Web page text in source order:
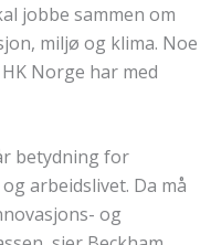
jobbe sammen om
miljø og klima. Noe
Norge har med
betydning for
arbeidslivet. Da må
og